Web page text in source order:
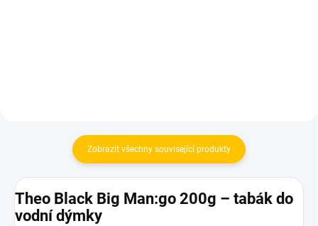
Zobrazit všechny související produkty
Theo Black Big Man:go 200g – tabák do
vodní dýmky